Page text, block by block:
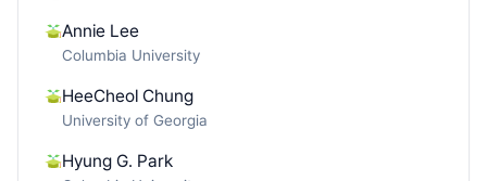
Annie Lee
Columbia University
HeeCheol Chung
University of Georgia
Hyung G. Park